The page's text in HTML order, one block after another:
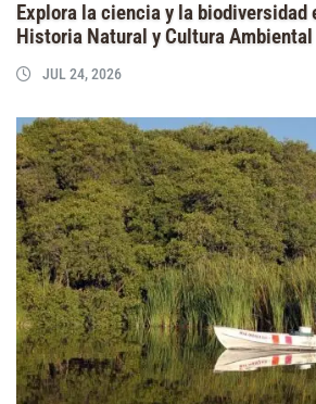
Explora la ciencia y la biodiversidad
Historia Natural y Cultura Ambiental
JUL 24, 2026